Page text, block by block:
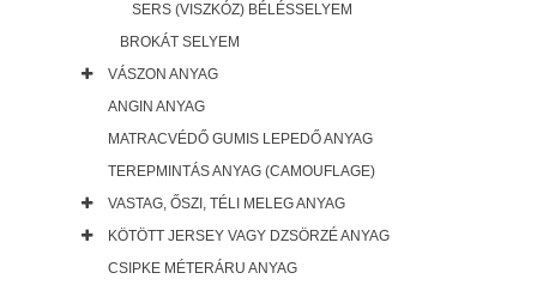
SERS (VISZKÓZ) BÉLÉSSELYEM
BROKÁT SELYEM
VÁSZON ANYAG
ANGIN ANYAG
MATRACVÉDŐ GUMIS LEPEDŐ ANYAG
TEREPMINTÁS ANYAG (CAMOUFLAGE)
VASTAG, ŐSZI, TÉLI MELEG ANYAG
KÖTÖTT JERSEY VAGY DZSÖRZÉ ANYAG
CSIPKE MÉTERÁRU ANYAG